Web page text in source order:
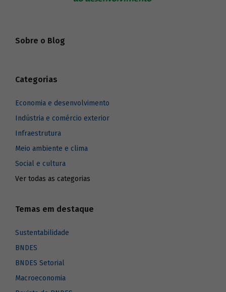
Sobre o Blog
Categorias
Economia e desenvolvimento
Indústria e comércio exterior
Infraestrutura
Meio ambiente e clima
Social e cultura
Ver todas as categorias
Temas em destaque
Sustentabilidade
BNDES
BNDES Setorial
Macroeconomia